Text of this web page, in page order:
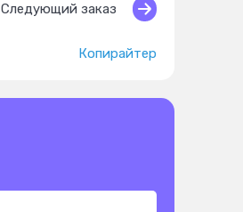
Следующий заказ
Копирайтер